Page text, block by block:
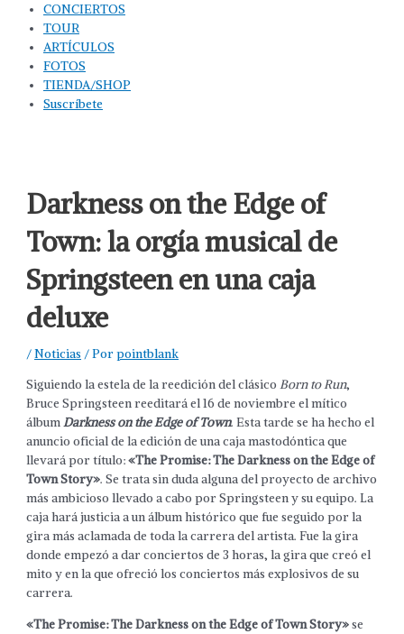
CONCIERTOS
TOUR
ARTÍCULOS
FOTOS
TIENDA/SHOP
Suscríbete
Darkness on the Edge of
Town: la orgía musical de
Springsteen en una caja
deluxe
/Noticias / Porpointblank
Siguiendo la estela de la reedición del clásicoBorn to Run,
Bruce Springsteen reeditará el 16 de noviembre el mítico
álbumDarkness on the Edge of Town. Esta tarde se ha hecho el
anuncio oficial de la edición de una caja mastodóntica que
llevará por título:«The Promise: The Darkness on the Edge of
Town Story». Se trata sin duda alguna del proyecto de archivo
más ambicioso llevado a cabo por Springsteen y su equipo. La
caja hará justicia a un álbum histórico que fue seguido por la
gira más aclamada de toda la carrera del artista. Fue la gira
donde empezó a dar conciertos de 3 horas, la gira que creó el
mito y en la que ofreció los conciertos más explosivos de su
carrera.
«The Promise: The Darkness on the Edge of Town Story»se